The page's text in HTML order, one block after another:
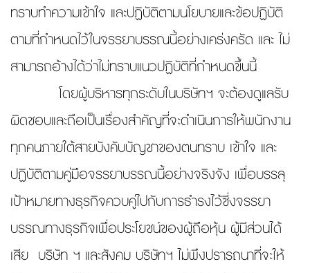
ทราบทำความเข้าใจ และปฏิบัติตามนโยบายและข้อปฏิบัติ
ตามที่กำหนดไว้ในจรรยาบรรณนี้อย่างเคร่งครัด และ ไม่
สามารถอ้างได้ว่าไม่ทราบแนวปฏิบัติที่กำหนดขึ้นนี้
โดยผู้บริหารทุกระดับในบริษัทฯ จะต้องดูแลรับ
ผิดชอบและถือเป็นเรื่องสำคัญที่จะดำเนินการให้พนักงาน
ทุกคนภายใต้สายบังคับบัญชาของตนทราบ เข้าใจ และ
ปฏิบัติตามคู่มือจรรยาบรรณนี้อย่างจริงจัง เพื่อบรรลุ
เป้าหมายทางธุรกิจควบคู่ไปกับการธำรงไว้ซี่งจรรยา
บรรณทางธุรกิจเพื่อประโยชน์ของผู้ถือหุ้น ผู้มีส่วนได้
เสีย บริษัท ฯ และสังคม บริษัทฯ ไม่พึงปรารถนาที่จะให้